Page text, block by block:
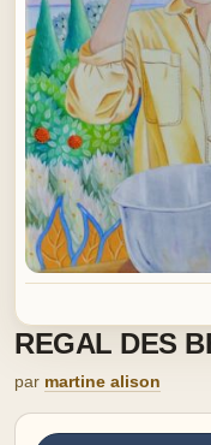
REGAL DES
par martine alison